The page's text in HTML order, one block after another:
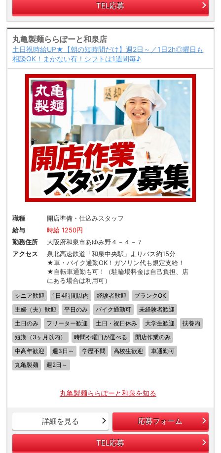
TEL応募
丸亀製麺ららぽーと和泉店
土日祝時給UP★【朝の短時間だけ】週2日～／1日2h◎曜日も
相談OK！まかない有！シフトは1週間毎♪
職種
開店準備・仕込みスタッフ
給与
時給 1250円
勤務住所
大阪府和泉市あゆみ野４－４－７
アクセス
泉北高速鉄道「和泉中央駅」よりバス約15分
★車・バイク通勤OK！ガソリン代も規定支給！
★自転車通勤も可！（駐輪場料金は自己負担、店
にある場合は利用可）
シニア歓迎 1日4時間以内 経験者歓迎
ブランクOK
主婦（夫）歓迎
平日のみ バイク通勤可
未経験者歓迎
土日のみ
フリーター歓迎 土日・祝日休み 大学生歓迎
扶養内
短期（3ヶ月以内）
時間や曜日が選べる
開店作業のみ
中高年歓迎
週3日～ 学歴不問 高校生歓迎
車通勤可
丸亀製麺
週2日～
丸亀製麺ららぽーと和泉を知る
詳細を見る 応募フォーム
TEL応募